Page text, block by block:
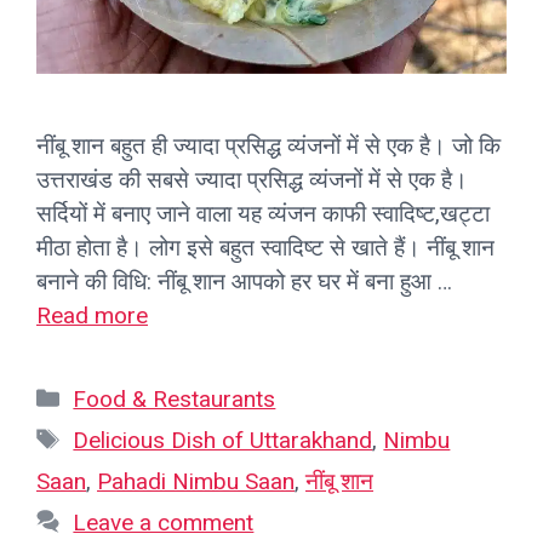
नींबू शान बहुत ही ज्यादा प्रसिद्ध व्यंजनों में से एक है। जो कि
उत्तराखंड की सबसे ज्यादा प्रसिद्ध व्यंजनों में से एक है।
सर्दियों में बनाए जाने वाला यह व्यंजन काफी स्वादिष्ट,खट्टा
मीठा होता है। लोग इसे बहुत स्वादिष्ट से खाते हैं। नींबू शान
बनाने की विधि: नींबू शान आपको हर घर में बना हुआ …
Read more
Categories
Food & Restaurants
Tags
Delicious Dish of Uttarakhand, Nimbu
Saan, Pahadi Nimbu Saan,नींबू शान
Leave a comment